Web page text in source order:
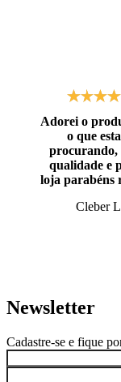
Adorei o
o que
procurando,
qualidade e
loja parabéns
prazo, super
Cleber
Newsletter
Cadastre-se e fique